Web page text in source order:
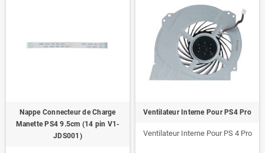
Nappe Connecteur de Charge
Manette PS4 9.5cm (14 pin V1-
JDS001)
Ventilateur Interne Pour PS4 Pro
Ventilateur Interne Pour PS 4 Pro